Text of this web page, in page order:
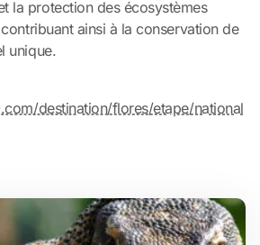
la protection des écosystèmes
ainsi à la conservation de
unique.
destination/flores/etape/national